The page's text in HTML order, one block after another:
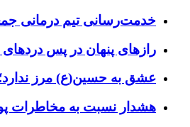
خدمت‌رسانی تیم درمانی
رازهای پنهان در پس
عشق به حسین(ع) مرز ندارد؛
هشدار نسبت به مخاطرات